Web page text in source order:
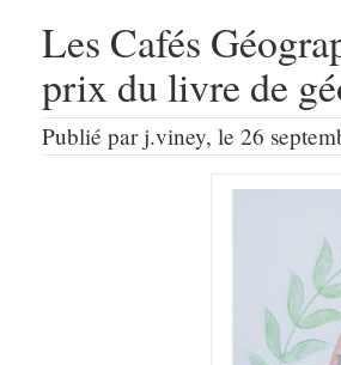
Les Cafés
prix du livre de
Publié par j.viney, le 26